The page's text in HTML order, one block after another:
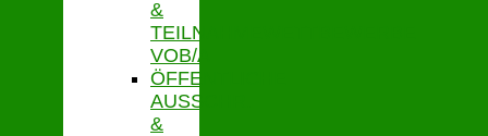
&
TEILNAHMEWETTBEWERBE
VOB/A
ÖFFENTLICHE
AUSSCHR.
&